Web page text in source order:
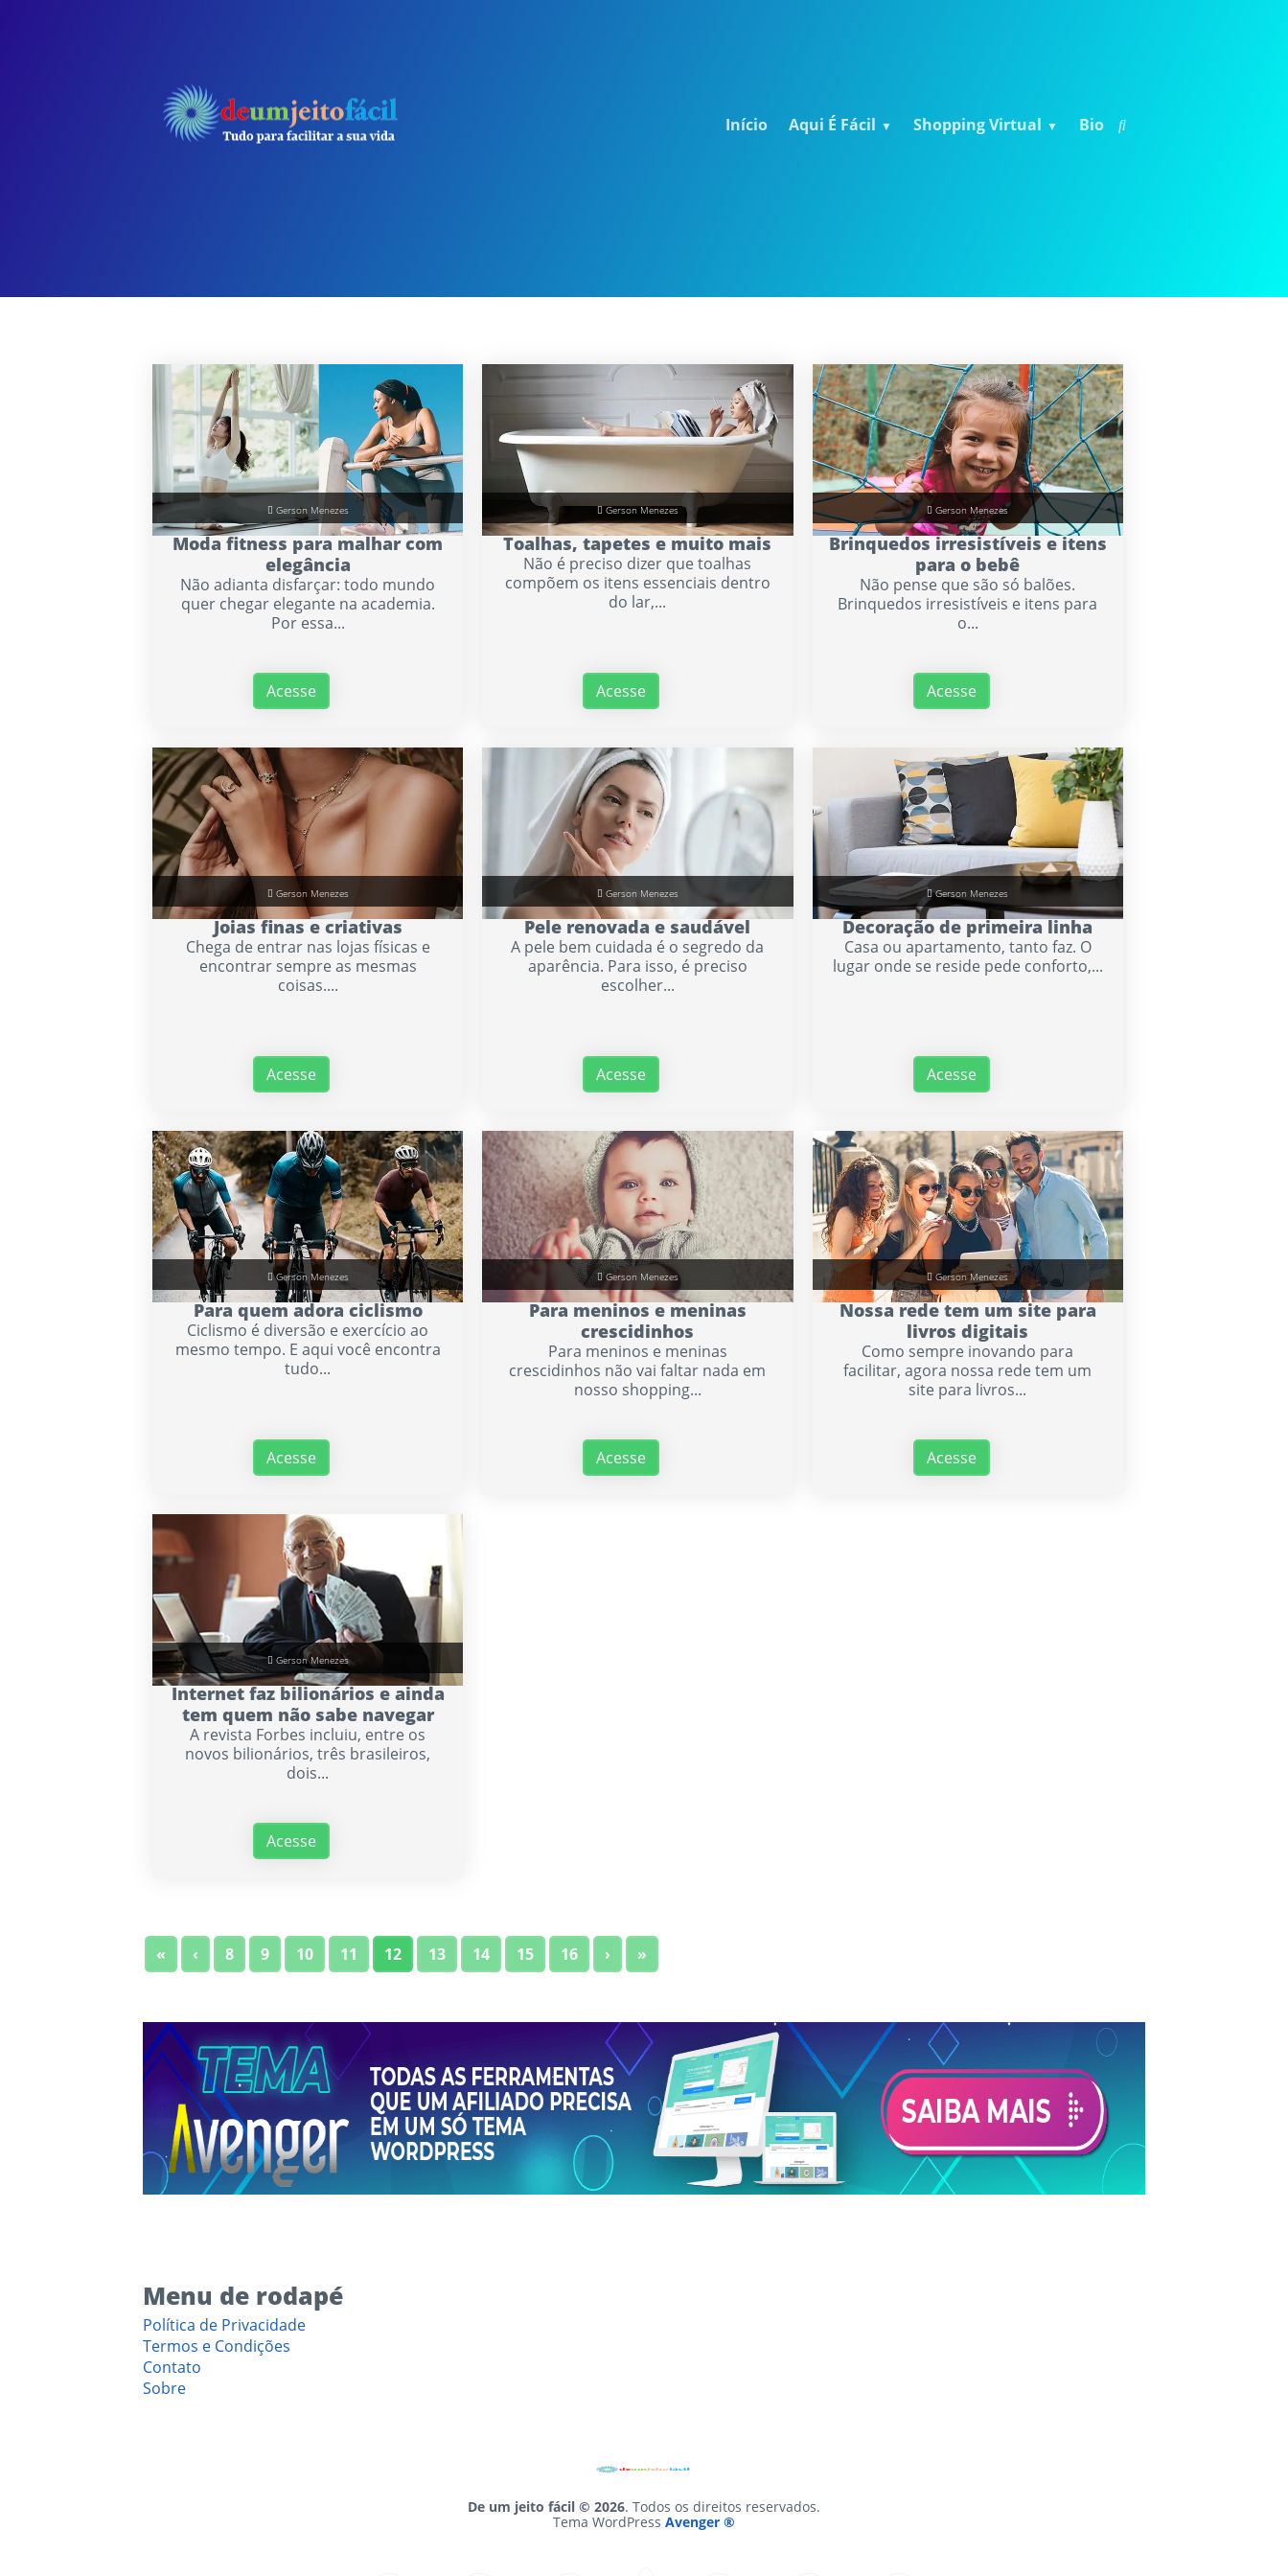
Início Aqui É Fácil Shopping Virtual Bio
Gerson Menezes
Moda fitness para malhar com
elegância
Não adianta disfarçar: todo mundo
quer chegar elegante na academia.
Por essa...
Acesse
Gerson Menezes
Toalhas, tapetes e muito mais
Não é preciso dizer que toalhas
compõem os itens essenciais dentro
do lar,...
Acesse
Gerson Menezes
Brinquedos irresistíveis e itens
para o bebê
Não pense que são só balões.
Brinquedos irresistíveis e itens para
o...
Acesse
Gerson Menezes
Joias finas e criativas
Chega de entrar nas lojas físicas e
encontrar sempre as mesmas
coisas....
Acesse
Gerson Menezes
Pele renovada e saudável
A pele bem cuidada é o segredo da
aparência. Para isso, é preciso
escolher...
Acesse
Gerson Menezes
Decoração de primeira linha
Casa ou apartamento, tanto faz. O
lugar onde se reside pede conforto,...
Acesse
Gerson Menezes
Para quem adora ciclismo
Ciclismo é diversão e exercício ao
mesmo tempo. E aqui você encontra
tudo...
Acesse
Gerson Menezes
Para meninos e meninas
crescidinhos
Para meninos e meninas
crescidinhos não vai faltar nada em
nosso shopping...
Acesse
Gerson Menezes
Nossa rede tem um site para
livros digitais
Como sempre inovando para
facilitar, agora nossa rede tem um
site para livros...
Acesse
Gerson Menezes
Internet faz bilionários e ainda
tem quem não sabe navegar
A revista Forbes incluiu, entre os
novos bilionários, três brasileiros,
dois...
Acesse
« ‹ 8 9 10 11 12 13 14 15 16 › »
Menu de rodapé
Política de Privacidade
Termos e Condições
Contato
Sobre
De um jeito fácil © 2026. Todos os direitos reservados.
Tema WordPress Avenger ®